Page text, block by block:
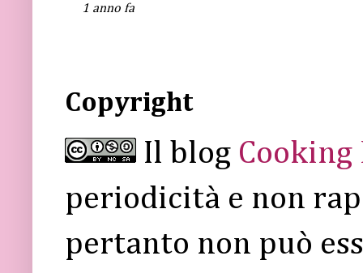
1 anno fa
Copyright
Il blog Cooking
periodicità e non
pertanto non può